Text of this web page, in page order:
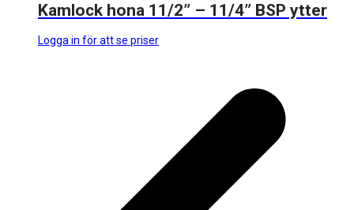
Kamlock hona 11/2” – 11/4” BSP ytter
Logga in för att se priser